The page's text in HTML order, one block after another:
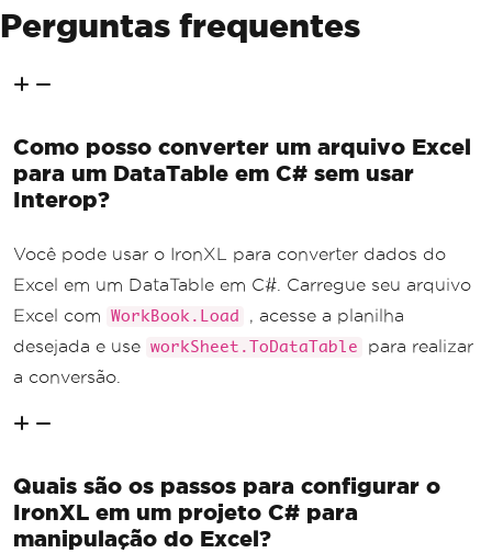
Perguntas frequentes
Como posso converter um arquivo Excel
para um DataTable em C# sem usar
Interop?
Você pode usar o IronXL para converter dados do
Excel em um DataTable em C#. Carregue seu arquivo
Excel com
WorkBook.Load
, acesse a planilha
desejada e use workSheet.ToDataTable
para realizar
a conversão.
Quais são os passos para configurar o
IronXL em um projeto C# para
manipulação do Excel?